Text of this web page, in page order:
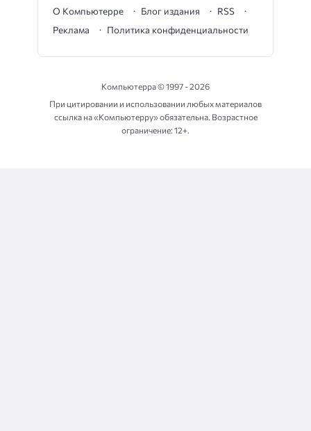
О Компьютерре Блог издания
RSS
Реклама
Политика конфиденциальности
Компьютерра ©1997 - 2026
При цитировании и использовании любых материалов
ссылка на «Компьютерру» обязательна. Возрастное
ограничение: 12+.